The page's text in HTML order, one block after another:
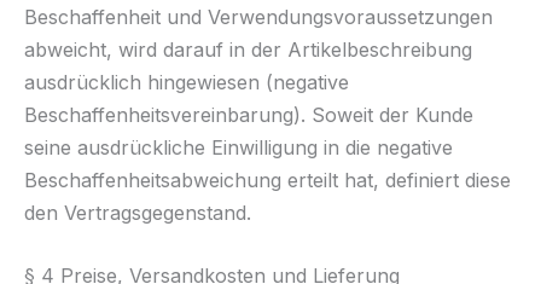
Beschaffenheit und Verwendungsvoraussetzungen
abweicht, wird darauf in der Artikelbeschreibung
ausdrücklich hingewiesen (negative
Beschaffenheitsvereinbarung). Soweit der Kunde
seine ausdrückliche Einwilligung in die negative
Beschaffenheitsabweichung erteilt hat, definiert diese
den Vertragsgegenstand.
§ 4 Preise, Versandkosten und Lieferung